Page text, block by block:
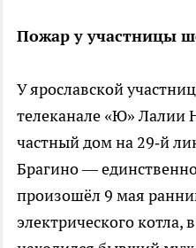
Пожар у участницы
У ярославской
телеканале «Ю» Лалии
частный дом на 29‑й
Брагино —
произошёл 9 мая
электрического котла,